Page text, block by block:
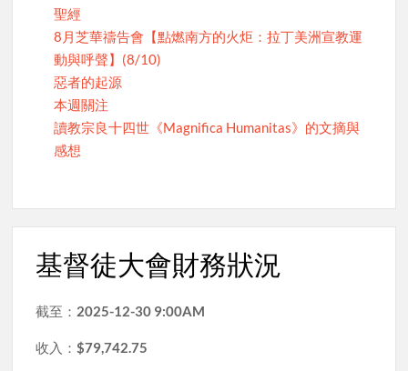
聖經
8月芝華禱告會【點燃南方的火炬：拉丁美洲宣教運
動與呼聲】(8/10)
惡者的起源
本週關注
讀教宗良十四世《Magnifica Humanitas》的文摘與
感想
基督徒大會財務狀況
截至： 2025-12-30 9:00AM
收入：$79,742.75